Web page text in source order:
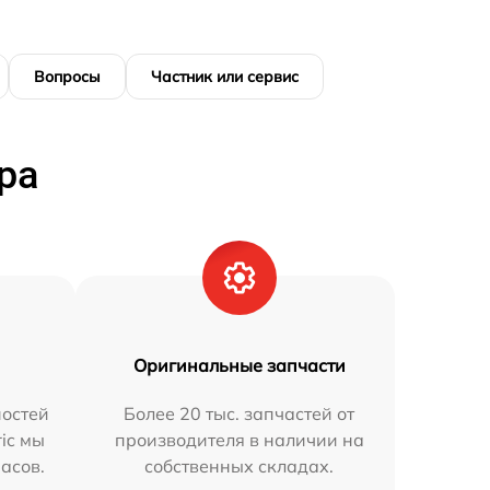
Вопросы Частник или сервис
мы
Оригинальные запчасти
Более 20 тыс. запчастей от
производителя в наличии на
собственных складах.